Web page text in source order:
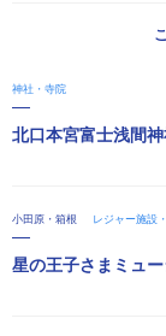
神社・寺院
北口本宮富士浅間
小田原・箱根 レジャー施設
星の王子さまミュ